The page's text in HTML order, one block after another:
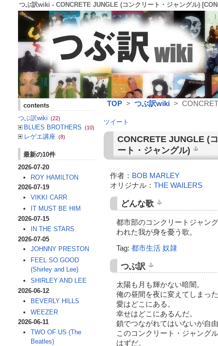
つぶ訳wiki - CONCRETE JUNGLE (コンクリート・ジャングル)
TOP > つぶ訳wiki >
ツイート
CONCRETE JUNGLE(
ート・ジャングル)
作者： BOB MARLEY
オリジナル： THE WAILERS
どんな歌
都市部のコンクリートジャン
われた我が身を憂う歌。
Tag: 都市生活 奴隷
つぶ訳
太陽も月も輝かない暗闇。
俺の昼間を夜に変えてしまっ
愛はどこにある。
幸せはどこにあるんだ。
鎖でつながれてはいないが自
このコンクリート・ジャング
はずだ。
contents
つぶ訳wiki (22)
BLUES BROTHERS (10)
レゲエ講座 (8)
最新の10件
2026-07-20
ROY HAMILTON
2026-07-19
VIKKI CARR
IT MUST BE HIM
2026-07-15
IN THE STARS
2026-07-05
JOHNNY PRESTON
FEEL SO GOOD
(Shirley and Lee)
SHIRLEY AND LEE
2026-06-12
BEVERLY HILLS
WEEZER
2026-06-11
TWO OF US (The
Beatles)